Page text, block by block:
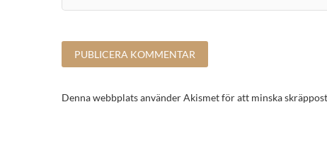
Denna webbplats använder Akismet för att minska